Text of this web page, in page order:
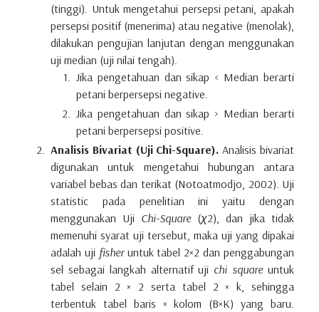
(tinggi). Untuk mengetahui persepsi petani, apakah
persepsi positif (menerima) atau negative (menolak),
dilakukan pengujian lanjutan dengan menggunakan
uji median (uji nilai tengah).
Jika pengetahuan dan sikap < Median berarti
petani berpersepsi negative.
Jika pengetahuan dan sikap > Median berarti
petani berpersepsi positive.
Analisis Bivariat (Uji Chi-Square). Analisis bivariat
digunakan untuk mengetahui hubungan antara
variabel bebas dan terikat (Notoatmodjo, 2002). Uji
statistic pada penelitian ini yaitu dengan
menggunakan Uji Chi-Square(χ2), dan jika tidak
memenuhi syarat uji tersebut, maka uji yang dipakai
adalah uji fisheruntuk tabel 2×2 dan penggabungan
sel sebagai langkah alternatif uji chi squareuntuk
tabel selain 2 × 2 serta tabel 2 × k, sehingga
terbentuk tabel baris × kolom (B×K) yang baru.